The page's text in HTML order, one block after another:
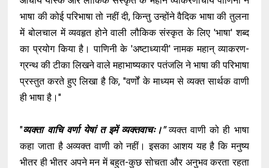
भाषा की कोई परिभाषा तो नहीं दी, किन्तु उन्होंने वैदिक भाषा की तुलना
में बोलचाल में व्यवहृत होने वाली लौकिक संस्कृत के लिए 'भाषा' शब्द
का प्रयोग किया है। पाणिनी के 'अष्टाध्यायी' नामक महान् व्याकरण-
ग्रन्थ की टीका लिखने वाले महाभाष्यकार पतंजलि ने भाषा की परिभाषा
प्रस्तुत करते हुए लिखा है कि, "वर्णों के माध्यम से व्यक्त सार्थक वाणी
ही भाषा है।"
"व्यक्ता वाचि वर्णा येषां त इमें व्यक्तवाचः।"व्यक्त वाणी को ही भाषा
कहा जाता है अव्यक्त वाणी को नहीं। इसका आशय यह है कि मनुष्य
भीतर ही भीतर अपने मन में बहुत-कुछ सोचता और अनुभव करता रहता